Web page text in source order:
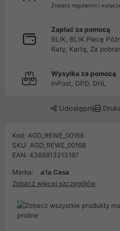
Zobacz regulamin i
Zapłać za pomocą
BLIK, BLIK Płacę
Raty, Kartą, Za
Wysyłka za pomocą
InPost, DPD, DHL
Udostępnij
Kod: AGD_REWE_00168
SKU: AGD_REWE_00168
EAN: 4388813213197
Marka:
a'la Casa
Zobacz więcej szczegółów